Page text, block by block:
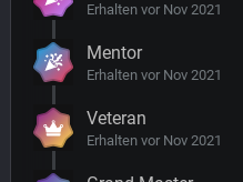
Erhalten vor Nov 2021
Mentor
Erhalten vor Nov 2021
Veteran
Erhalten vor Nov 2021